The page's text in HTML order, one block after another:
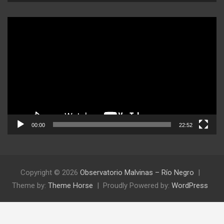
00:00 22:52
Copyright © 2026 Observatorio Malvinas – Río Negro
Theme by: Theme Horse Proudly Powered by: WordPress